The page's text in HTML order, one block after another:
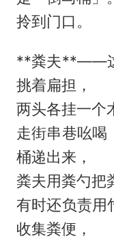
拎到门口。
**粪夫**——
挑着扁担，
两头各挂一个
走街串巷吆
桶递出来，
粪夫用粪勺把
有时还负责用
收集粪便，